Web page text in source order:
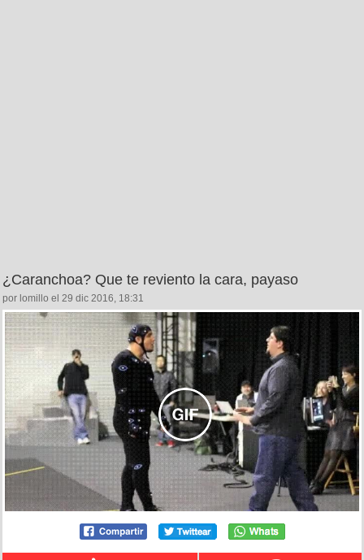
¿Caranchoa? Que te reviento la cara, payaso
por lomillo el 29 dic 2016, 18:31